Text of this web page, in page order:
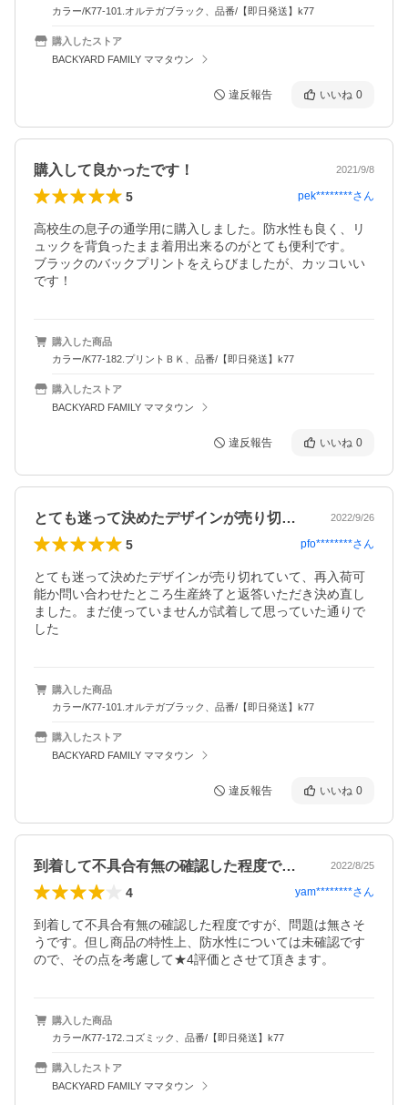
カラー/K77-101.オルテガブラック、品番/【即日発送】k77
購入したストア
BACKYARD FAMILY ママタウン
違反報告 いいね 0
購入して良かったです！ 2021/9/8
5 pek********さん
高校生の息子の通学用に購入しました。防水性も良く、リ
ュックを背負ったまま着用出来るのがとても便利です。
ブラックのバックプリントをえらびましたが、カッコいい
です！
購入した商品
カラー/K77-182.プリントＢＫ、品番/【即日発送】k77
購入したストア
BACKYARD FAMILY ママタウン
違反報告 いいね 0
とても迷って決めたデザインが売り切れて… 2022/9/26
5 pfo********さん
とても迷って決めたデザインが売り切れていて、再入荷可
能か問い合わせたところ生産終了と返答いただき決め直し
ました。まだ使っていませんが試着して思っていた通りで
した
購入した商品
カラー/K77-101.オルテガブラック、品番/【即日発送】k77
購入したストア
BACKYARD FAMILY ママタウン
違反報告 いいね 0
到着して不具合有無の確認した程度ですが… 2022/8/25
4 yam********さん
到着して不具合有無の確認した程度ですが、問題は無さそ
うです。但し商品の特性上、防水性については未確認です
ので、その点を考慮して★4評価とさせて頂きます。
購入した商品
カラー/K77-172.コズミック、品番/【即日発送】k77
購入したストア
BACKYARD FAMILY ママタウン